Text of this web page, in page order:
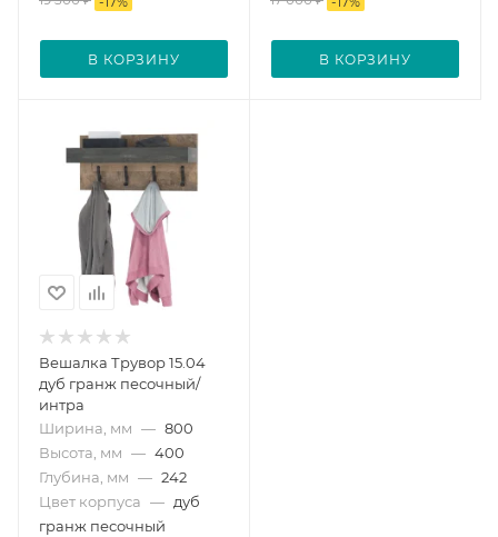
В КОРЗИНУ В КОРЗИНУ
Вешалка Трувор 15.04
дуб гранж песочный/
интра
Ширина, мм — 800
Высота, мм — 400
Глубина, мм — 242
Цвет корпуса — дуб
гранж песочный